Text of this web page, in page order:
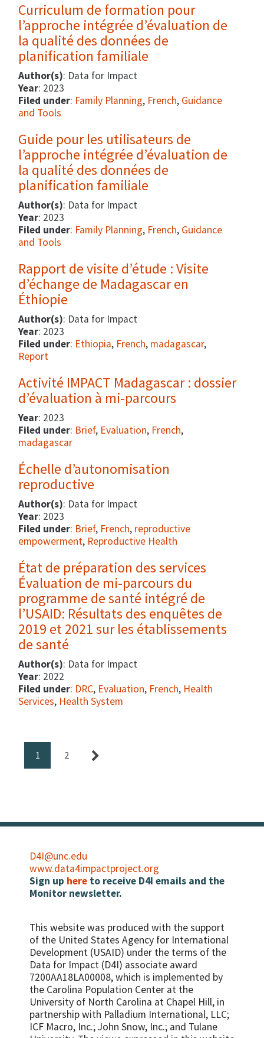
Curriculum de formation pour
l’approche intégrée d’évaluation de
la qualité des données de
planification familiale
Author(s): Data for Impact
Year: 2023
Filed under: Family Planning, French, Guidance
and Tools
Guide pour les utilisateurs de
l’approche intégrée d’évaluation de
la qualité des données de
planification familiale
Author(s): Data for Impact
Year: 2023
Filed under: Family Planning, French, Guidance
and Tools
Rapport de visite d’étude : Visite
d’échange de Madagascar en
Éthiopie
Author(s): Data for Impact
Year: 2023
Filed under: Ethiopia, French, madagascar,
Report
Activité IMPACT Madagascar : dossier
d’évaluation à mi-parcours
Year: 2023
Filed under: Brief, Evaluation, French,
madagascar
Échelle d’autonomisation
reproductive
Author(s): Data for Impact
Year: 2023
Filed under: Brief, French, reproductive
empowerment, Reproductive Health
État de préparation des services
Évaluation de mi-parcours du
programme de santé intégré de
l’USAID: Résultats des enquêtes de
2019 et 2021 sur les établissements
de santé
Author(s): Data for Impact
Year: 2022
Filed under: DRC, Evaluation, French, Health
Services, Health System
1 2
D4I@unc.edu
www.data4impactproject.org
Sign up here to receive D4I emails and the
Monitor newsletter.
This website was produced with the support
of the United States Agency for International
Development (USAID) under the terms of the
Data for Impact (D4I) associate award
7200AA18LA00008, which is implemented by
the Carolina Population Center at the
University of North Carolina at Chapel Hill, in
partnership with Palladium International, LLC;
ICF Macro, Inc.; John Snow, Inc.; and Tulane